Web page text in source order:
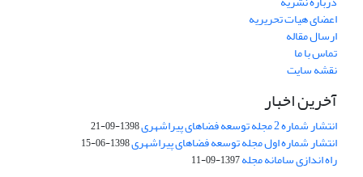
اعضای هیات تحریریه
ارسال مقاله
تماس با ما
نقشه سایت
آخرین اخبار
انتشار شماره 2 مجله توسعه فضاهای پیراشهری 1398-09-21
انتشار شماره اول مجله توسعه فضاهای پیراشهری1398-06-15
راه اندازی سامانه مجله1397-09-11